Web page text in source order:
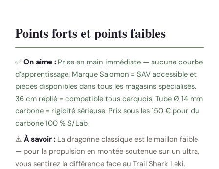
Points forts et points faibles
✅On aime : Prise en main immédiate — aucune courbe
d’apprentissage. Marque Salomon = SAV accessible et
pièces disponibles dans tous les magasins spécialisés.
36 cm replié = compatible tous carquois. Tube Ø 14 mm
carbone = rigidité sérieuse. Prix sous les 150 € pour du
carbone 100 % S/Lab.
⚠️À savoir : La dragonne classique est le maillon faible
— pour la propulsion en montée soutenue sur un ultra,
vous sentirez la différence face au Trail Shark Leki.